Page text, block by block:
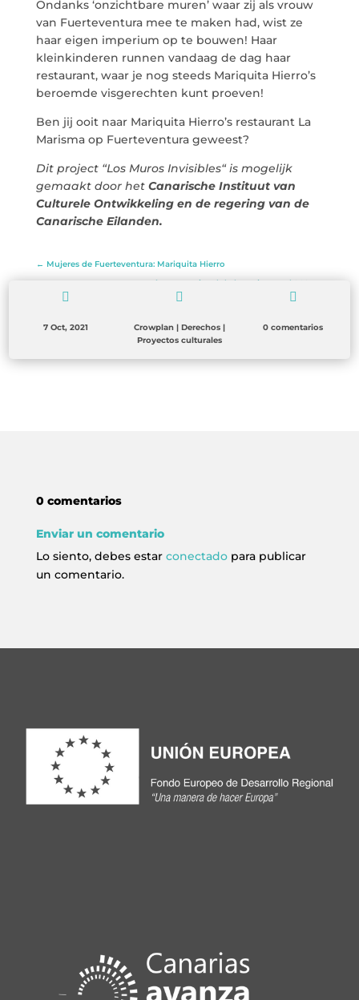
Ondanks ‘onzichtbare muren’ waar zij als vrouw
van Fuerteventura mee te maken had, wist ze
haar eigen imperium op te bouwen! Haar
kleinkinderen runnen vandaag de dag haar
restaurant, waar je nog steeds Mariquita Hierro’s
beroemde visgerechten kunt proeven!
Ben jij ooit naar Mariquita Hierro’s restaurant La
Marisma op Fuerteventura geweest?
Dit project “Los Muros Invisibles“ is mogelijk
gemaakt door het Canarische Instituut van
Culturele Ontwikkeling en de regering van de
Canarische Eilanden.
← Mujeres de Fuerteventura: Mariquita Hierro
Día Internacional de la Mujer Rural 2021

7 Oct, 2021

Crowplan| Derechos|
Proyectos culturales

0 comentarios
0 comentarios
Enviar un comentario
Lo siento, debes estar conectadopara publicar
un comentario.